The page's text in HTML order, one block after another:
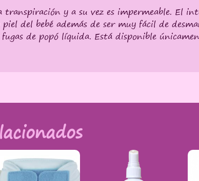
y a su vez es impermeable. El
del bebé además de ser muy fácil de
de popó líquida. Está disponible